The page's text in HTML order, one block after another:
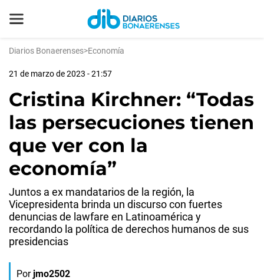
Diarios Bonaerenses>Economía
21 de marzo de 2023 - 21:57
Cristina Kirchner: “Todas
las persecuciones tienen
que ver con la
economía”
Juntos a ex mandatarios de la región, la
Vicepresidenta brinda un discurso con fuertes
denuncias de lawfare en Latinoamérica y
recordando la política de derechos humanos de sus
presidencias
Por jmo2502